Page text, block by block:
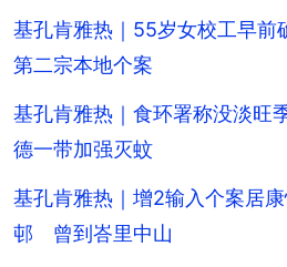
基孔肯雅热｜55岁女校工早
第二宗本地个案
基孔肯雅热｜食环署称没淡
德一带加强灭蚊
基孔肯雅热｜增2输入个案居
邨 曾到峇里中山